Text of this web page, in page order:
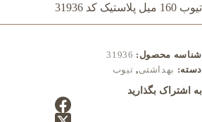
تیوب 160 میل پلاستیک کد 31936
شناسه محصول: 31936
دسته: بهداشتی, تیوب
به اشتراک بگذارید